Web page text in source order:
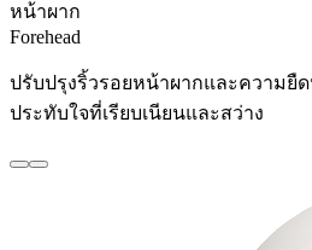
หน้าผาก
Forehead
ปรับปรุงริ้วรอยหน้าผากและความยื
ประทับใจที่เรียบเนียนและสว่าง